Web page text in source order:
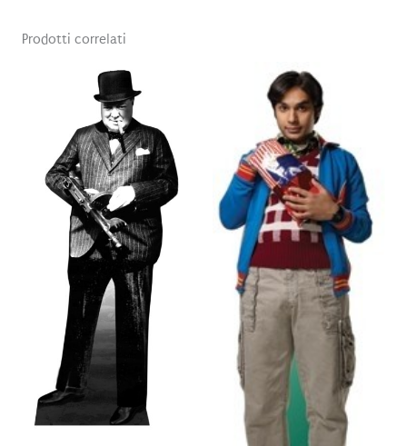
Prodotti correlati